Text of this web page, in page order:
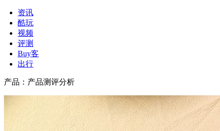
资讯
酷玩
视频
评测
Buy客
出行
产品 ： 产品测评分析